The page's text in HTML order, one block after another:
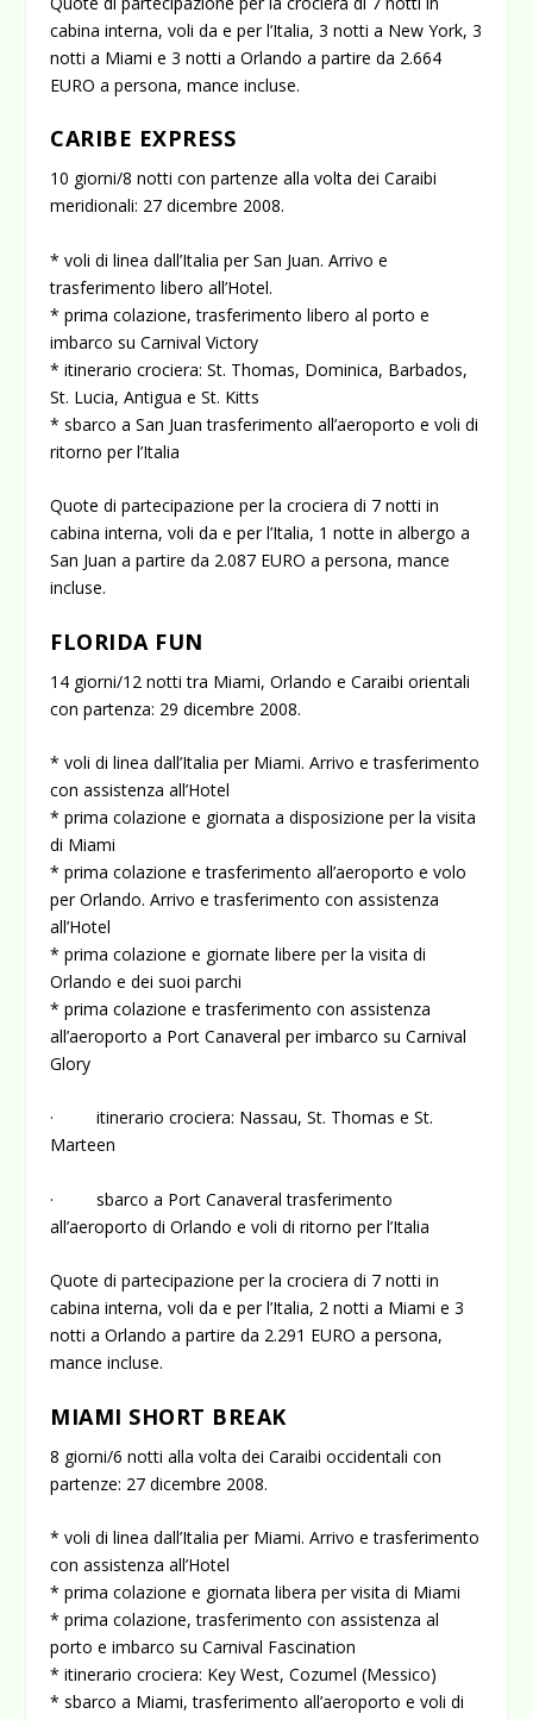
cabina interna, voli da e per l’Italia, 3 notti a New York, 3
notti a Miami e 3 notti a Orlando a partire da 2.664
EURO a persona, mance incluse.
CARIBE EXPRESS
10 giorni/8 notti con partenze alla volta dei Caraibi
meridionali: 27 dicembre 2008.
* voli di linea dall’Italia per San Juan. Arrivo e
trasferimento libero all’Hotel.
* prima colazione, trasferimento libero al porto e
imbarco su Carnival Victory
* itinerario crociera: St. Thomas, Dominica, Barbados,
St. Lucia, Antigua e St. Kitts
* sbarco a San Juan trasferimento all’aeroporto e voli di
ritorno per l’Italia
Quote di partecipazione per la crociera di 7 notti in
cabina interna, voli da e per l’Italia, 1 notte in albergo a
San Juan a partire da 2.087 EURO a persona, mance
incluse.
FLORIDA FUN
14 giorni/12 notti tra Miami, Orlando e Caraibi orientali
con partenza: 29 dicembre 2008.
* voli di linea dall’Italia per Miami. Arrivo e trasferimento
con assistenza all’Hotel
* prima colazione e giornata a disposizione per la visita
di Miami
* prima colazione e trasferimento all’aeroporto e volo
per Orlando. Arrivo e trasferimento con assistenza
all’Hotel
* prima colazione e giornate libere per la visita di
Orlando e dei suoi parchi
* prima colazione e trasferimento con assistenza
all’aeroporto a Port Canaveral per imbarco su Carnival
Glory
· itinerario crociera: Nassau, St. Thomas e St.
Marteen
· sbarco a Port Canaveral trasferimento
all’aeroporto di Orlando e voli di ritorno per l’Italia
Quote di partecipazione per la crociera di 7 notti in
cabina interna, voli da e per l’Italia, 2 notti a Miami e 3
notti a Orlando a partire da 2.291 EURO a persona,
mance incluse.
MIAMI SHORT BREAK
8 giorni/6 notti alla volta dei Caraibi occidentali con
partenze: 27 dicembre 2008.
* voli di linea dall’Italia per Miami. Arrivo e trasferimento
con assistenza all’Hotel
* prima colazione e giornata libera per visita di Miami
* prima colazione, trasferimento con assistenza al
porto e imbarco su Carnival Fascination
* itinerario crociera: Key West, Cozumel (Messico)
* sbarco a Miami, trasferimento all’aeroporto e voli di